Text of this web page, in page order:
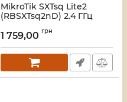
MikroTik SXTsq Lite2
(RBSXTsq2nD) 2.4 ГГц
Артикул:16_103463
1 759,00 грн